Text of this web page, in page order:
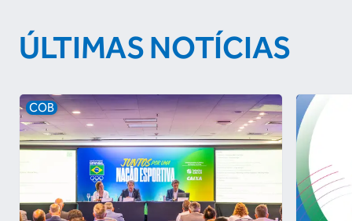
ÚLTIMAS NOTÍCIAS
COB